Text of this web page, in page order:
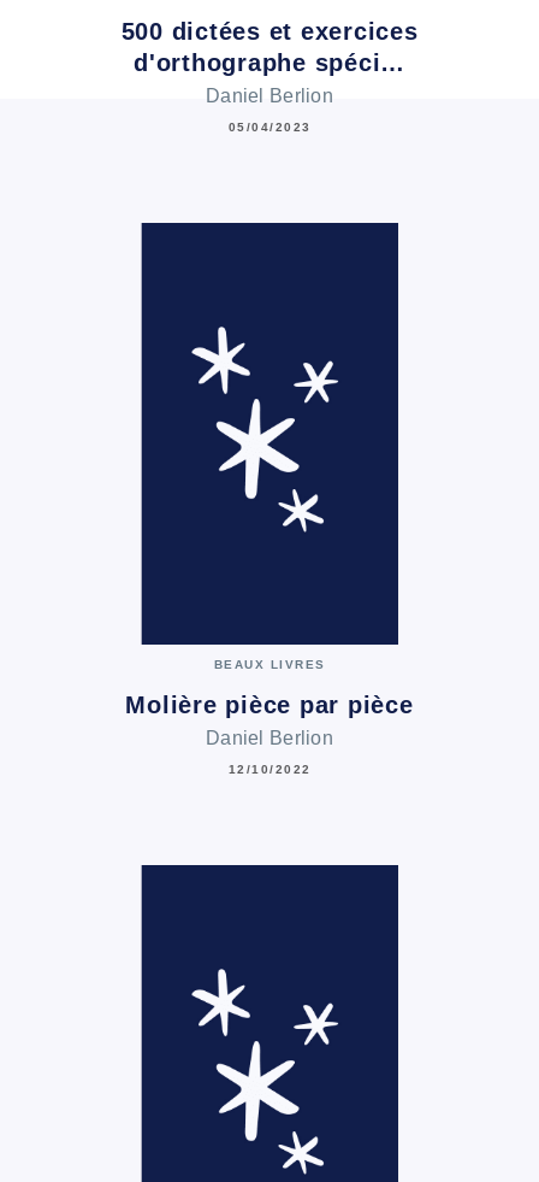
500 dictées et exercices
d'orthographe spéci…
Daniel Berlion
05/04/2023
BEAUX LIVRES
Molière pièce par pièce
Daniel Berlion
12/10/2022